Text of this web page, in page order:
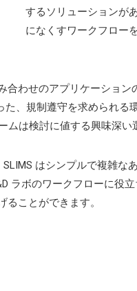
するソリューションが
になくすワークフロー
合わせのアプリケーション
、規制遵守を求められる
は検討に値する興味深い
はシンプルで複雑な
ラボのワークフローに役
ことができます。